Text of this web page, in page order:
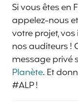
Si vous êtes en
appelez-nous
votre projet,
nos auditeurs !
message privé
Planète. Et
#ALP !